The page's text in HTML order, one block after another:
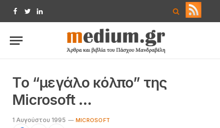
Facebook
TwitterLinkedIn
Tο “μεγάλο κόλπο” της
Microsoft …
1 Αυγούστου 1995 MICROSOFT